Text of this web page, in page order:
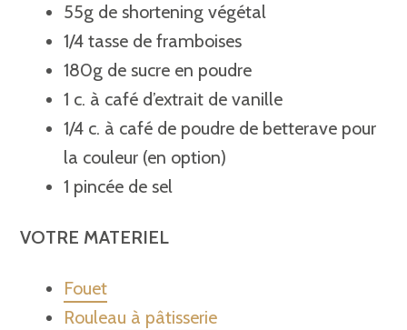
55g de shortening végétal
1/4 tasse de framboises
180g de sucre en poudre
1 c. à café d’extrait de vanille
1/4 c. à café de poudre de betterave pour
la couleur (en option)
1 pincée de sel
VOTRE MATERIEL
Fouet
Rouleau à pâtisserie